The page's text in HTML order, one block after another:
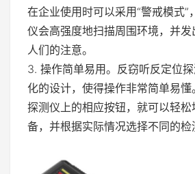
在企业使用时可以采用“警戒模式”
仪会高强度地扫描周围环境，并
人们的注意。
3. 操作简单易用。反窃听反定位
化的设计，使得操作非常简单易
探测仪上的相应按钮，就可以轻
备，并根据实际情况选择不同的检